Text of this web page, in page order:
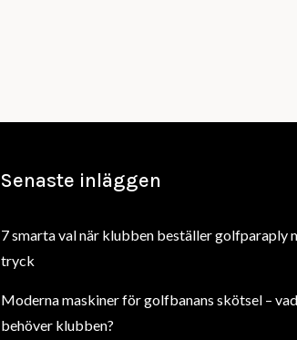
Senaste inläggen
7 smarta val när klubben beställer golfparaply
tryck
Moderna maskiner för golfbanans skötsel – vad
behöver klubben?